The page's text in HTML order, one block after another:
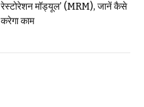
रेस्टोरेशन मॉड्यूल’ (MRM), जानें कैसे
करेगा काम